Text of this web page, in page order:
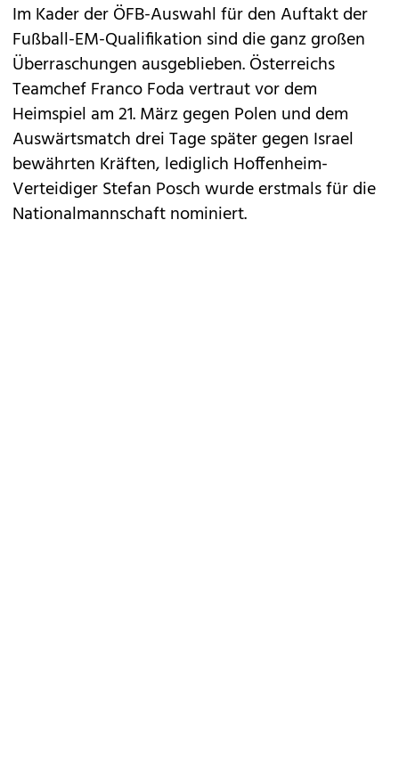
Im Kader der ÖFB-Auswahl für den Auftakt der
Fußball-EM-Qualifikation sind die ganz großen
Überraschungen ausgeblieben. Österreichs
Teamchef Franco Foda vertraut vor dem
Heimspiel am 21. März gegen Polen und dem
Auswärtsmatch drei Tage später gegen Israel
bewährten Kräften, lediglich Hoffenheim-
Verteidiger Stefan Posch wurde erstmals für die
Nationalmannschaft nominiert.